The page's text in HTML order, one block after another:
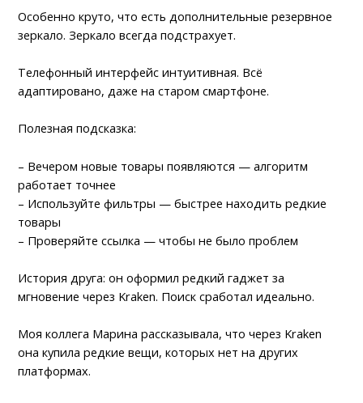
Особенно круто, что есть дополнительные резервное
зеркало. Зеркало всегда подстрахует.
Телефонный интерфейс интуитивная. Всё
адаптировано, даже на старом смартфоне.
Полезная подсказка:
– Вечером новые товары появляются — алгоритм
работает точнее
– Используйте фильтры — быстрее находить редкие
товары
– Проверяйте ссылка — чтобы не было проблем
История друга: он оформил редкий гаджет за
мгновение через Kraken. Поиск сработал идеально.
Моя коллега Марина рассказывала, что через Kraken
она купила редкие вещи, которых нет на других
платформах.